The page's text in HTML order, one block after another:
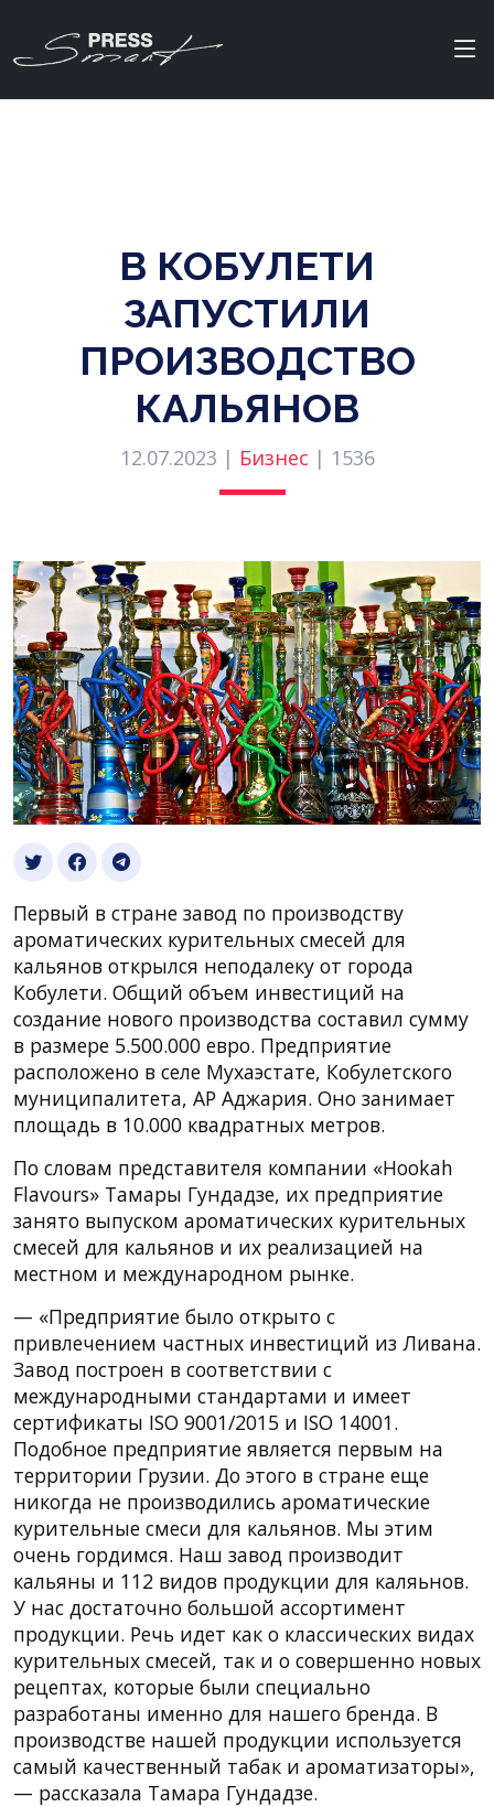
В КОБУЛЕТИ
ЗАПУСТИЛИ
ПРОИЗВОДСТВО
КАЛЬЯНОВ
12.07.2023 | Бизнес | 1536
Первый в стране завод по производству
ароматических курительных смесей для
кальянов открылся неподалеку от города
Кобулети. Общий объем инвестиций на
создание нового производства составил сумму
в размере 5.500.000 евро. Предприятие
расположено в селе Мухаэстате, Кобулетского
муниципалитета, АР Аджария. Оно занимает
площадь в 10.000 квадратных метров.
По словам представителя компании «Hookah
Flavours» Тамары Гундадзе, их предприятие
занято выпуском ароматических курительных
смесей для кальянов и их реализацией на
местном и международном рынке.
— «Предприятие было открыто с
привлечением частных инвестиций из Ливана.
Завод построен в соответствии с
международными стандартами и имеет
сертификаты ISO 9001/2015 и ISO 14001.
Подобное предприятие является первым на
территории Грузии. До этого в стране еще
никогда не производились ароматические
курительные смеси для кальянов. Мы этим
очень гордимся. Наш завод производит
кальяны и 112 видов продукции для каляьнов.
У нас достаточно большой ассортимент
продукции. Речь идет как о классических видах
курительных смесей, так и о совершенно новых
рецептах, которые были специально
разработаны именно для нашего бренда. В
производстве нашей продукции используется
самый качественный табак и ароматизаторы»,
— рассказала Тамара Гундадзе.